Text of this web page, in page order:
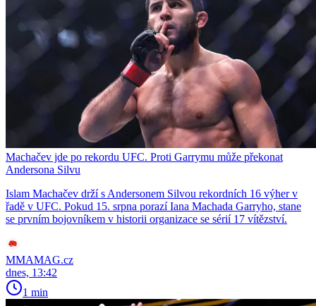
Machačev jde po rekordu UFC. Proti Garrymu může překonat
Andersona Silvu
Islam Machačev drží s Andersonem Silvou rekordních 16 výher v
řadě v UFC. Pokud 15. srpna porazí Iana Machada Garryho, stane
se prvním bojovníkem v historii organizace se sérií 17 vítězství.
MMAMAG.cz
dnes, 13:42
1 min